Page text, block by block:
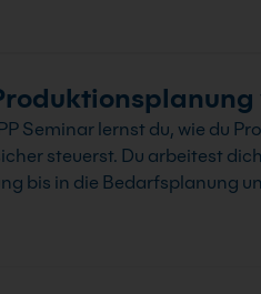
Seminar lernst du, wie du
steuerst. Du arbeitest
bis in die Bedarfsplanung